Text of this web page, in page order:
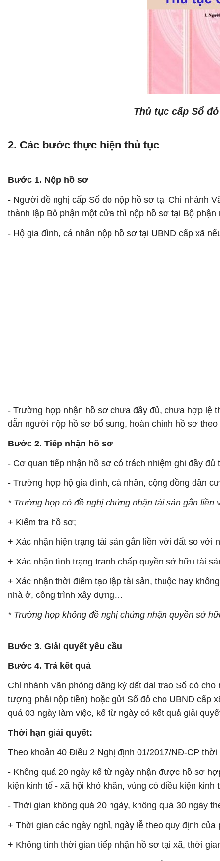
Thủ tục cấp Sổ
2. Các bước thực hiện thủ tục
Bước 1. Nộp hồ sơ
- Người đề nghị cấp Sổ đỏ nộp hồ sơ tại Chi nhánh
thành lập Bộ phận một cửa thì nộp hồ sơ tại Bộ phận
- Hộ gia đình, cá nhân nộp hồ sơ tại UBND cấp xã
- Trường hợp nhận hồ sơ chưa đầy đủ, chưa hợp lệ
dẫn người nộp hồ sơ bổ sung, hoàn chỉnh hồ sơ theo
Bước 2. Tiếp nhận hồ sơ
- Cơ quan tiếp nhận hồ sơ có trách nhiệm ghi đầy
- Trường hợp hộ gia đình, cá nhân, cộng đồng dân
* Trường hợp có đề nghị chứng nhận tài sản gắn liền
+ Kiểm tra hồ sơ;
+ Xác nhận hiện trạng tài sản gắn liền với đất so với
+ Xác nhận tình trạng tranh chấp quyền sở hữu tài
+ Xác nhận thời điểm tạo lập tài sản, thuộc hay
nhà ở, công trình xây dựng…
* Trường hợp không đề nghị chứng nhận quyền sở
Bước 3. Giải quyết yêu cầu
Bước 4. Trả kết quả
Chi nhánh Văn phòng đăng ký đất đai trao Sổ đỏ
tượng phải nộp tiền) hoặc gửi Sổ đỏ cho UBND cấp
quá 03 ngày làm việc, kể từ ngày có kết quả giải
Thời hạn giải quyết:
Theo khoản 40 Điều 2 Nghị định 01/2017/NĐ-CP
- Không quá 20 ngày kể từ ngày nhận được hồ sơ
kiện kinh tế - xã hội khó khăn, vùng có điều kiện kinh
- Thời gian không quá 20 ngày, không quá 30 ngày
+ Thời gian các ngày nghỉ, ngày lễ theo quy định của
+ Không tính thời gian tiếp nhận hồ sơ tại xã, thời